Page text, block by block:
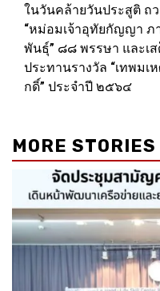
ในวันคล้ายวันประสูติ ถ
“หม่อมเจ้าอุทัยกัญญา
พันธุ์” ๘๘ พรรษา และเส
ประทานรางวัล “เทพมเ
กดิ์” ประจำปี ๒๕๖๔
MORE STORIES